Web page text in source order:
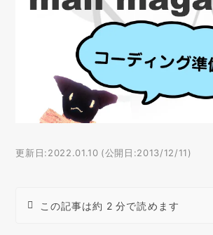
更新日:2022.01.10 (公開日:2013/12/11)
この記事は約 2 分で読めます